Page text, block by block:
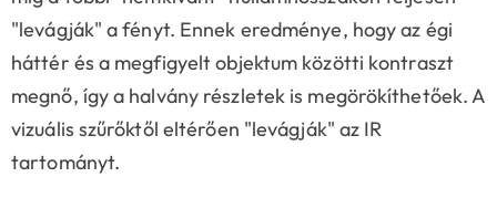
"levágják" a fényt. Ennek eredménye, hogy az égi
háttér és a megfigyelt objektum közötti kontraszt
megnő, így a halvány részletek is megörökíthetőek. A
vizuális szűrőktől eltérően "levágják" az IR
tartományt.